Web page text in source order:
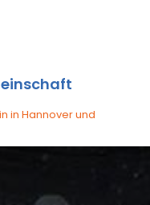
in Hannover und